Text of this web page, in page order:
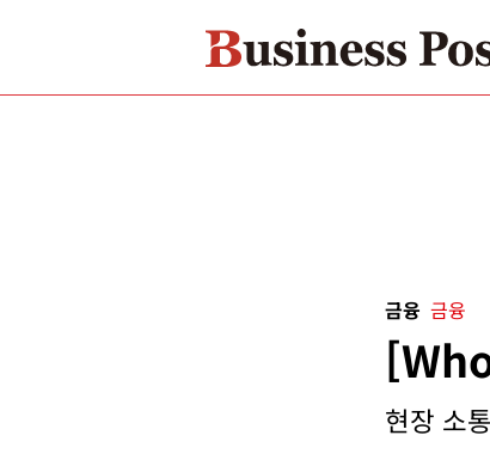
금융 금융
현장 소